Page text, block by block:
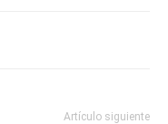
Artículo siguiente